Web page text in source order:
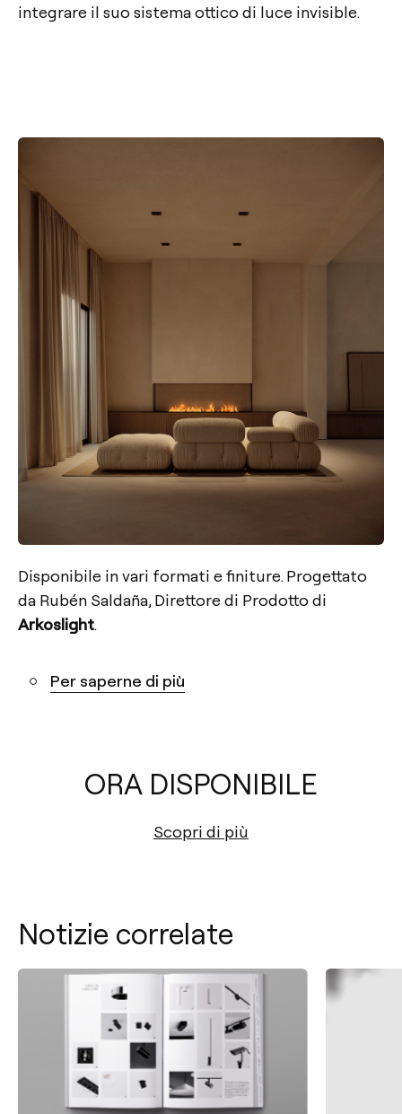
integrare il suo sistema ottico di luce invisible.
Disponibile in vari formati e finiture. Progettato
da Rubén Saldaña, Direttore di Prodotto di
Arkoslight
Per saperne di più
ORA DISPONIBILE
Scopri di più
Notizie correlate